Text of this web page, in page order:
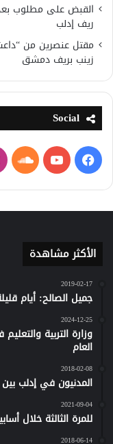
ريف إدلب
مقتل عنصرين من
زينب بريف دمشق
Social
فيسبوكيوتيوب
الأكثر مشاهدة
2019-02-17
جميل الصالح: أيام
2024-12-25
وزارة التربية
العام
2018-02-08
المدنيون في إدلب
2021-09-04
للمرة الثالثة خلال
2018-06-14